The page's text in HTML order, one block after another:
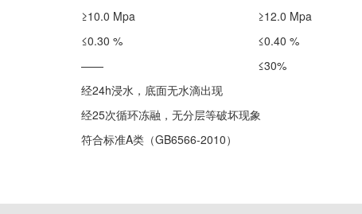
≥10.0 Mpa ≥12.0 Mpa
≤0.30 % ≤0.40 %
—— ≤30%
经24h浸水，底面无水滴出现
经25次循环冻融，无分层等破坏现象
符合标准A类（GB6566-2010）